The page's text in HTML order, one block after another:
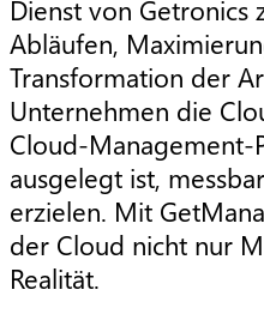
Dienst von Getronics
Abläufen,
Transformation der
Unternehmen die
Cloud-
ausgelegt ist,
erzielen. Mit
der Cloud nicht nur
Realität.